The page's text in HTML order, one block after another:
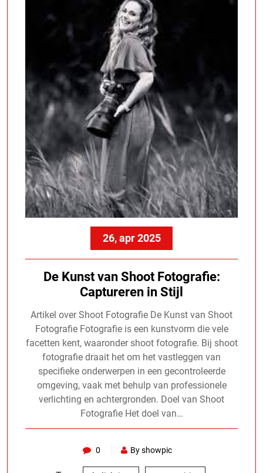
26, apr 2025
De Kunst van Shoot Fotografie:
Captureren in Stijl
Artikel over Shoot Fotografie De Kunst van Shoot
Fotografie Fotografie is een kunstvorm die vele
facetten kent, waaronder shoot fotografie. Bij shoot
fotografie draait het om het vastleggen van
specifieke onderwerpen in een gecontroleerde
omgeving, vaak met behulp van professionele
verlichting en achtergronden. Doel van Shoot
Fotografie Het doel van…
0 By showpic